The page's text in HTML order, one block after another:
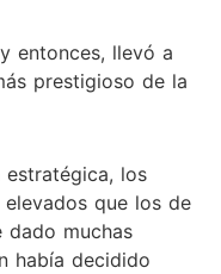
entonces, llevó a
prestigioso de la
estratégica, los
que los de
dado muchas
había decidido